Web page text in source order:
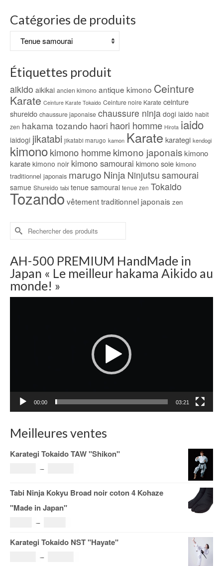
Catégories de produits
Étiquettes produit
aikido aikikai ancien kimono antique kimono Ceinture
Karate Ceinture Karate Tokaido Ceinture noire Karate ceinture
shureido chaussure japonaise chaussure ninja dogi iaido habit
zen hakama tozando haori haori homme Hirota iaido
iaidogi jikatabi jikatabi marugo kamon Karate karategi kendogi
kimonokimono hommekimono japonais kimono
karate kimono noir kimono samourai kimono soie kimono
traditionnel japonais marugo Ninja Ninjutsu samourai
samue Shureido tabi tenue samourai tenue zen Tokaido
Tozando vêtement traditionnel japonais zen
Rechercher :
AH-500 PREMIUM HandMade in
Japan « Le meilleur hakama Aikido au
monde! »
00:00 03:21
Meilleures ventes
Karategi Tokaido TAW "Shikon"
–
prix :
185.00€
Tabi Ninja Kokyu Broad noir coton 4 Kohaze
"Made in Japan"
–
Karategi Tokaido NST "Hayate"
–